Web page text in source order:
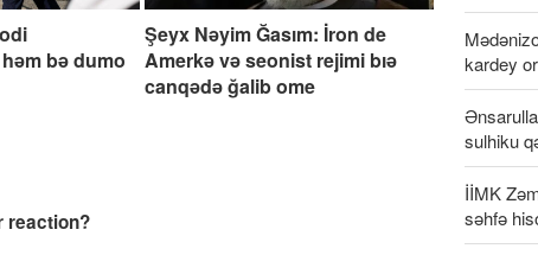
bə dumo
Şeyx Nəyim Ğasım: İron de
Amerkə və seonist rejimi bıə
canqədə ğalib ome
kardey
sulhiku
İİMK
səhfə